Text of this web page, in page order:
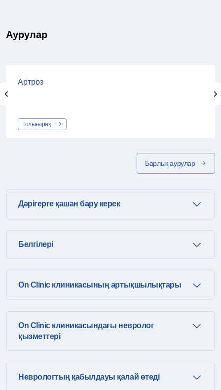
Аурулар
Артроз
Толығырақ
Барлық аурулар
Дәрігерге қашан бару керек
Белгілері
On Clinic клиникасының артықшылықтары
On Clinic клиникасындағы невролог
қызметтері
Неврологтың қабылдауы қалай өтеді